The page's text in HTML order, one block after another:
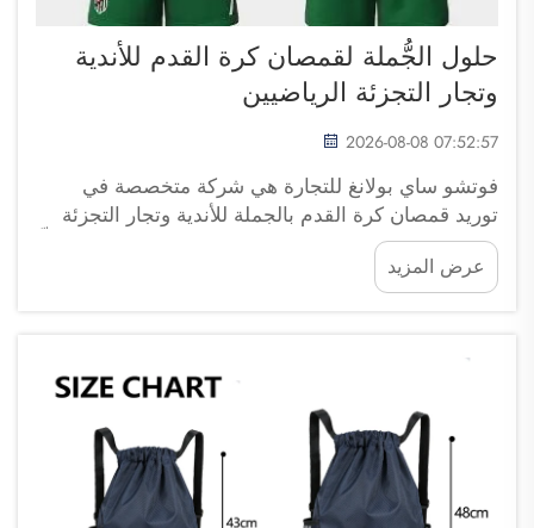
حلول الجُّملة لقمصان كرة القدم للأندية
وتجار التجزئة الرياضيين
2026-08-08 07:52:57
فوتشو ساي بولانغ للتجارة هي شركة متخصصة في
توريد قمصان كرة القدم بالجملة للأندية وتجار التجزئة
الرياضيين. وتُعَدُّ قمصان كرة القدم ذات أهمية كبيرة لكلٍّ
من الفِرق والمشجعين على حدٍّ سواء. فهي تُعبِّر عن روح
الفريق وفخره. وعندما يشتري الأندية وتجار التجزئة...
عرض المزيد